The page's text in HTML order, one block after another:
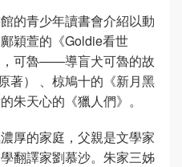
的青少年讀書會介紹以動
穎萱的《Goldie看世
可魯——導盲犬可魯的故
著） 、椋鳩十的《新月黑
朱天心的《獵人們》。
厚的家庭，父親是文學家
翻譯家劉慕沙。朱家三姊